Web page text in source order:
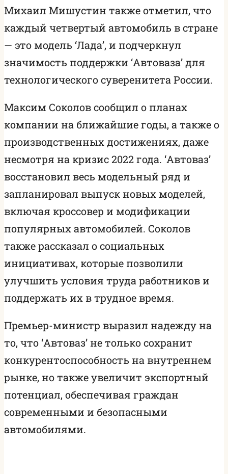
Михаил Мишустин также отметил, что
каждый четвертый автомобиль в стране
— это модель ‘Лада’, и подчеркнул
значимость поддержки ‘Автоваза’ для
технологического суверенитета России.
Максим Соколов сообщил о планах
компании на ближайшие годы, а также о
производственных достижениях, даже
несмотря на кризис 2022 года. ‘Автоваз’
восстановил весь модельный ряд и
запланировал выпуск новых моделей,
включая кроссовер и модификации
популярных автомобилей. Соколов
также рассказал о социальных
инициативах, которые позволили
улучшить условия труда работников и
поддержать их в трудное время.
Премьер-министр выразил надежду на
то, что ‘Автоваз’ не только сохранит
конкурентоспособность на внутреннем
рынке, но также увеличит экспортный
потенциал, обеспечивая граждан
современными и безопасными
автомобилями.